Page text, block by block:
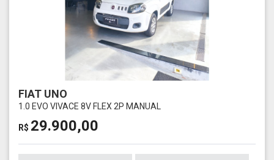
FIAT UNO
1.0 EVO VIVACE 8V FLEX 2P MANUAL
R$ 29.900,00